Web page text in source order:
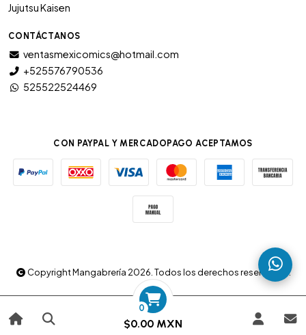
0
$0.00 MXN
Jujutsu Kaisen
CONTÁCTANOS
ventasmexicomics@hotmail.com
+525576790536
525522524469
CON PAYPAL Y MERCADOPAGO ACEPTAMOS
Copyright Mangabrería 2026. Todos los derechos reservados.